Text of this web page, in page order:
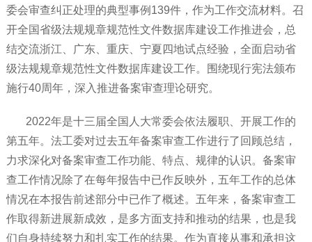
委会审查纠正处理的典型事例139件，作为工作交流材料。召
开全国省级法规规章规范性文件数据库建设工作推进会，总
结交流浙江、广东、重庆、宁夏四地试点经验，全面启动省
级法规规章规范性文件数据库建设工作。围绕现行宪法颁布
施行40周年，深入推进备案审查理论研究。
2022年是十三届全国人大常委会依法履职、开展工作的
第五年。法工委对过去五年备案审查工作进行了回顾总结，
力求深化对备案审查工作功能、特点、规律的认识。备案审
查工作情况除了在每年报告中已作反映外，五年工作的总体
情况在本报告前述部分中已作了概述。五年来，备案审查工
作取得新进展新成效，是多方面支持和推动的结果，也是我
们自身持续努力和扎实工作的结果。作为直接从事和承担这